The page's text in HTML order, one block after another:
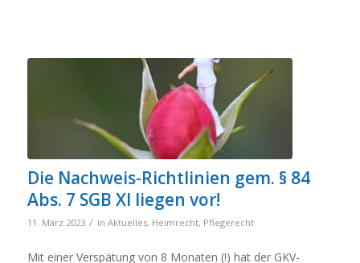
Die Nachweis-Richtlinien gem. § 84
Abs. 7 SGB XI liegen vor!
11. März 2023 / in Aktuelles, Heimrecht, Pflegerecht
Mit einer Verspätung von 8 Monaten (!) hat der GKV-